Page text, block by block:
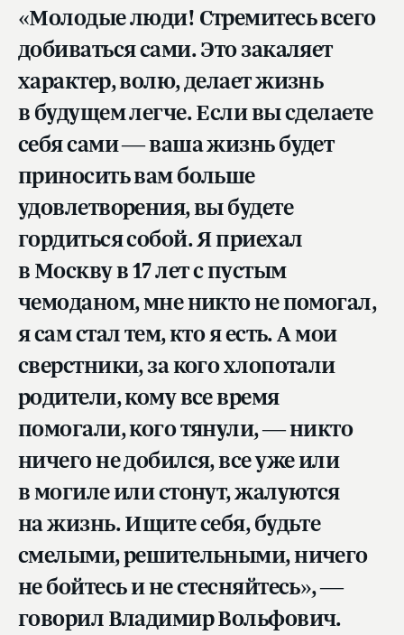
«Молодые люди! Стремитесь всего
добиваться сами. Это закаляет
характер, волю, делает жизнь
в будущем легче. Если вы сделаете
себя сами — ваша жизнь будет
приносить вам больше
удовлетворения, вы будете
гордиться собой. Я приехал
в Москву в 17 лет с пустым
чемоданом, мне никто не помогал,
я сам стал тем, кто я есть. А мои
сверстники, за кого хлопотали
родители, кому все время
помогали, кого тянули, — никто
ничего не добился, все уже или
в могиле или стонут, жалуются
на жизнь. Ищите себя, будьте
смелыми, решительными, ничего
не бойтесь и не стесняйтесь», —
говорил Владимир Вольфович.